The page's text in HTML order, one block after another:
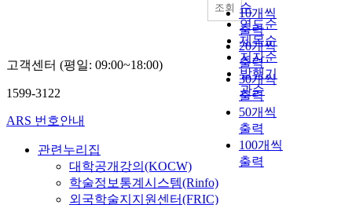
순
연도순
제목순
저자순
발행기
관순
10개씩
출력
20개씩
출력
30개씩
출력
50개씩
출력
100개씩
출력
조회
고객센터 (평일: 09:00~18:00)
1599-3122
ARS 번호안내
관련누리집
대학공개강의(KOCW)
학술정보통계시스템(Rinfo)
외국학술지지원센터(FRIC)